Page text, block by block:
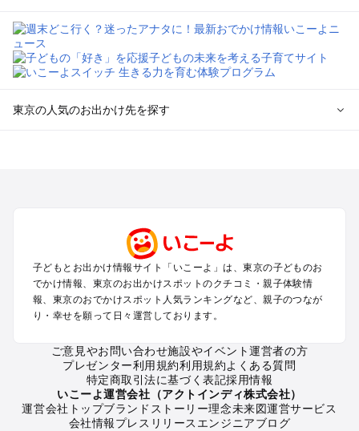
東京の人気のお出かけ先を探す
町田・相模原・愛川・上野原のプールお出かけ
渋谷・原宿・恵比寿・中目黒・自由が丘のプールお出かけ
池袋・赤羽・王子・巣鴨・目白・石神井のプールお出かけ
新宿・高田馬場・代々木・千駄ヶ谷のプールお出かけ
銀座・丸の内・日本橋・有楽町・築地・月島のプールお出かけ
小金井・小平・西東京・東村山・東久留米のプールお出かけ
府中・調布・狛江のプールお出かけ
青梅・奥多摩のプールお出かけ
蒲田・大森・羽田周辺のプールお出かけ
葛西・新木場・亀戸・亀有・柴又のプールお出かけ
子どもとお出かけ情報サイト「いこーよ」は、東京の子どものお
でかけ情報、東京のお出かけスポットのクチコミ・親子体験情
報、東京のおでかけスポット人気ランキングなど、親子のつなが
り・幸せを願って日々運営しております。
ご意見やお問い合わせ施設やイベント運営者の方
プレゼンター利用規約利用規約よくある質問
特定商取引法に基づく表記採用情報
いこーよ運営会社（アクトインディ株式会社）
運営会社トップブランドストーリー理念未来図運営サービス
会社情報プレスリリース エンジニアブログ